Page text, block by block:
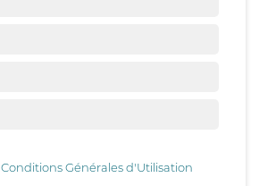
Conditions Générales d'Utilisation